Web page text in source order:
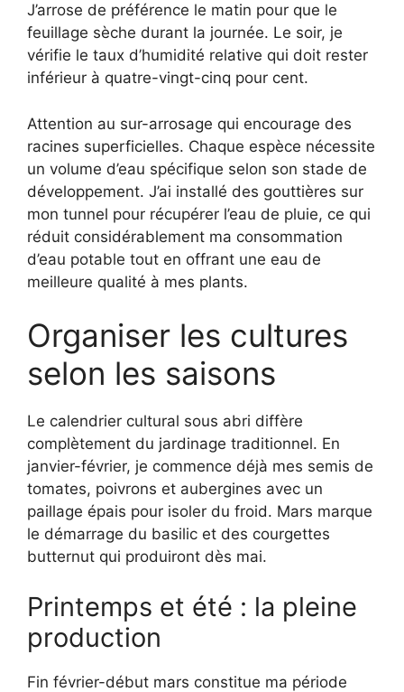
J’arrose de préférence le matin pour que le
feuillage sèche durant la journée. Le soir, je
vérifie le taux d’humidité relative qui doit rester
inférieur à quatre-vingt-cinq pour cent.
Attention au sur-arrosage qui encourage des
racines superficielles. Chaque espèce nécessite
un volume d’eau spécifique selon son stade de
développement. J’ai installé des gouttières sur
mon tunnel pour récupérer l’eau de pluie, ce qui
réduit considérablement ma consommation
d’eau potable tout en offrant une eau de
meilleure qualité à mes plants.
Organiser les cultures
selon les saisons
Le calendrier cultural sous abri diffère
complètement du jardinage traditionnel. En
janvier-février, je commence déjà mes semis de
tomates, poivrons et aubergines avec un
paillage épais pour isoler du froid. Mars marque
le démarrage du basilic et des courgettes
butternut qui produiront dès mai.
Printemps et été : la pleine
production
Fin février-début mars constitue ma période